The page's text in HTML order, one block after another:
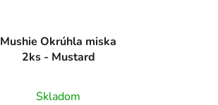
Mushie Okrúhla miska
2ks - Mustard
Skladom